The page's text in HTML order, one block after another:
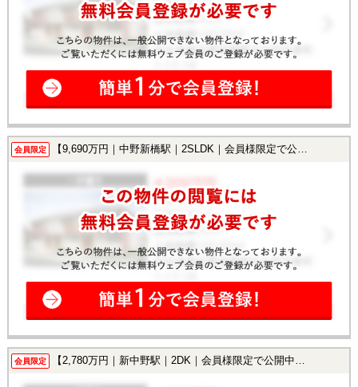
会員限定 【9,690万円｜中野新橋駅｜2SLDK｜会員様限定で公開中！】
会員限定 【2,780万円｜新中野駅｜2DK｜会員様限定で公開中！】